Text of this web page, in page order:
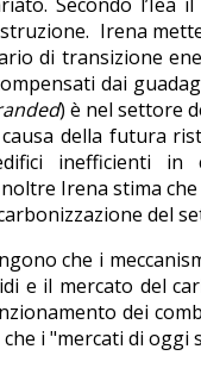
Irena
di transizione
dai
) è nel settore
della futura
inefficienti in
Irena stima
del
che i
e il mercato del
dei
i "mercati di oggi